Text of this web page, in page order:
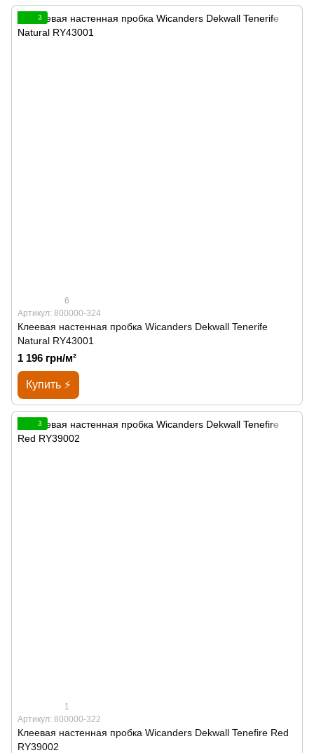
3
6
Артикул: 800000-324
Клеевая настенная пробка Wicanders Dekwall Tenerife
Natural RY43001
1 196 грн/м²
Купить ⚡
3
1
Артикул: 800000-322
Клеевая настенная пробка Wicanders Dekwall Tenefire Red
RY39002